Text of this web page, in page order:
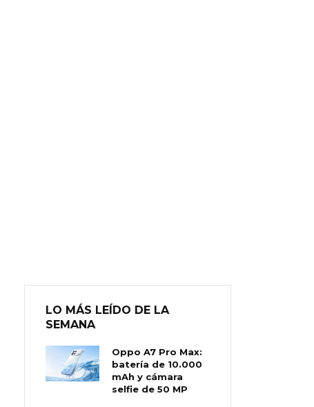
LO MÁS LEÍDO DE LA
SEMANA
Oppo A7 Pro Max:
batería de 10.000
mAh y cámara
selfie de 50 MP